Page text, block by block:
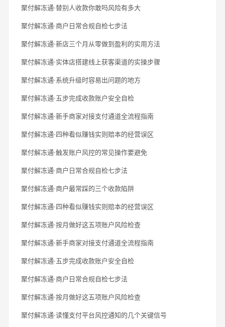
聚付解冻通·替别人收款你敢吗风险有多大
聚付解冻通·商户日常合规自检七步法
聚付解冻通·新店三个月从零做到盈利的实用方法
聚付解冻通·实体店搭建线上获客渠道的实操步骤
聚付解冻通·系统升级时容易出问题的地方
聚付解冻通·五步完成收款账户安全自检
聚付解冻通·新手商家对接支付通道全流程指南
聚付解冻通·四种看似赚钱实则赔本的经营误区
聚付解冻通·触发账户风控的常见操作要避免
聚付解冻通·商户日常合规自检七步法
聚付解冻通·商户最常踩的三个收款陷阱
聚付解冻通·四种看似赚钱实则赔本的经营误区
聚付解冻通·按月做好这五项账户风险检查
聚付解冻通·新手商家对接支付通道全流程指南
聚付解冻通·五步完成收款账户安全自检
聚付解冻通·商户日常合规自检七步法
聚付解冻通·按月做好这五项账户风险检查
聚付解冻通·读懂支付平台风控通知的几个关键信号